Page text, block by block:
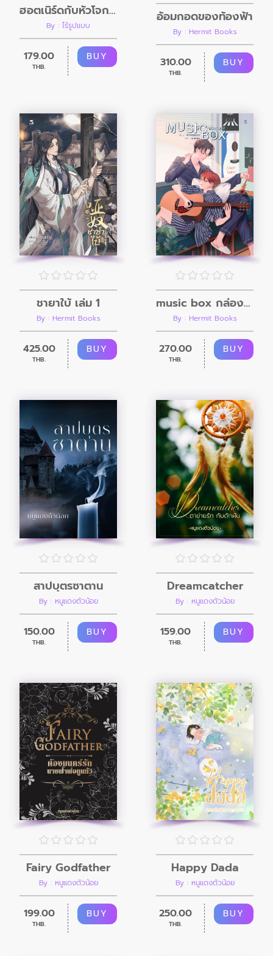
ฮอตเนิร์ดกับหัวโจกร้าย
By : ไร้รูปแบบ
179.00
THB.
BUY
อ้อมกอดของท้องฟ้า
By : Hermit Books
310.00
THB.
BUY
ชายาใบ้ เล่ม 1
By : Hermit Books
425.00
THB.
BUY
music box กล่องดนตรี
By : Hermit Books
270.00
THB.
BUY
สาปบุตรซาตาน
By : หนูแดงตัวน้อย
150.00
THB.
BUY
Dreamcatcher
By : หนูแดงตัวน้อย
159.00
THB.
BUY
Fairy Godfather
By : หนูแดงตัวน้อย
199.00
THB.
BUY
Happy Dada
By : หนูแดงตัวน้อย
250.00
THB.
BUY